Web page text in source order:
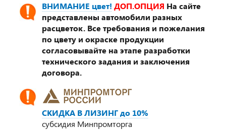
ВНИМАНИЕ цвет! ДОП.ОПЦИЯ На сайте
представлены автомобили разных
расцветок. Все требования и пожелания
по цвету и окраске продукции
согласовывайте на этапе разработки
технического задания и заключения
договора.
СКИДКА В ЛИЗИНГ до 10%
субсидия Минпромторга